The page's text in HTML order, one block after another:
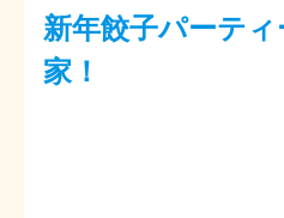
新年餃子パーテ
家！